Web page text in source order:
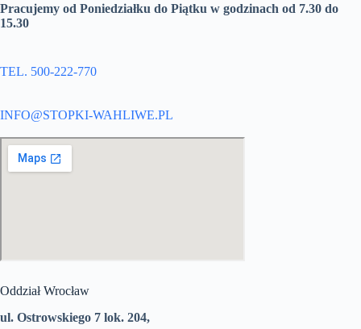
Pracujemy od Poniedziałku do Piątku w godzinach od 7.30 do
15.30
TEL. 500-222-770
INFO@STOPKI-WAHLIWE.PL
Oddział Wrocław
ul. Ostrowskiego 7 lok. 204,